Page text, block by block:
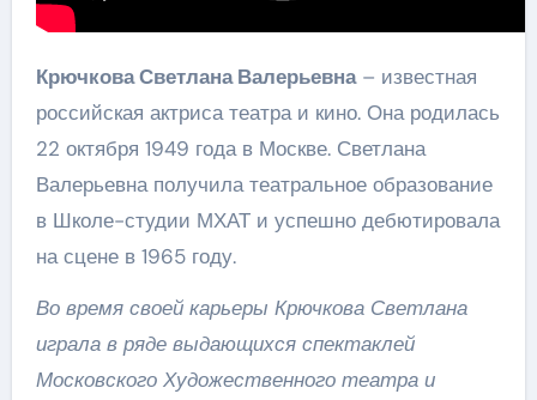
Крючкова Светлана Валерьевна– известная
российская актриса театра и кино. Она родилась
22 октября 1949 года в Москве. Светлана
Валерьевна получила театральное образование
в Школе-студии МХАТ и успешно дебютировала
на сцене в 1965 году.
Во время своей карьеры Крючкова Светлана
играла в ряде выдающихся спектаклей
Московского Художественного театра и